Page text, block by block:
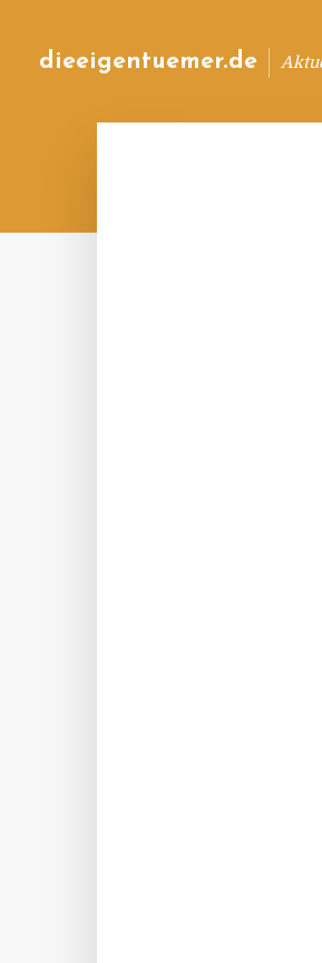
dieeigentuemer.de